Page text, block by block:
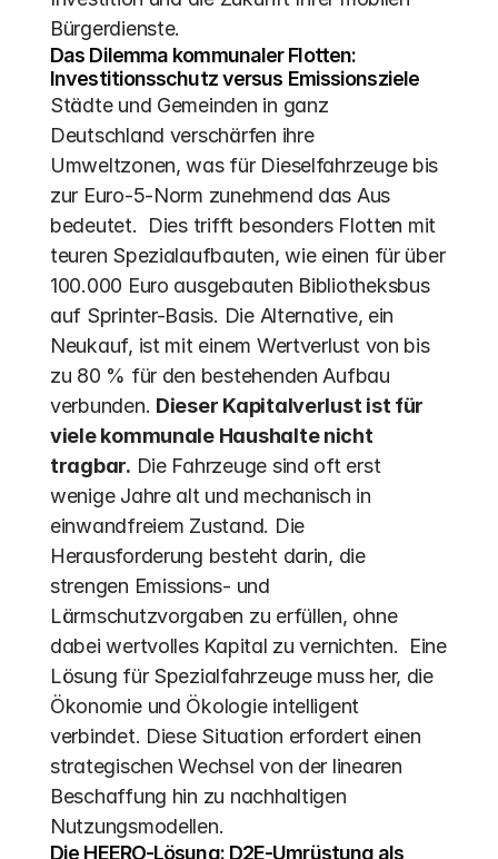
Bürgerdienste.
Das Dilemma kommunaler Flotten:
Investitionsschutz versus Emissionsziele
Städte und Gemeinden in ganz
Deutschland verschärfen ihre
Umweltzonen, was für Dieselfahrzeuge bis
zur Euro-5-Norm zunehmend das Aus
bedeutet.  Dies trifft besonders Flotten mit
teuren Spezialaufbauten, wie einen für über
100.000 Euro ausgebauten Bibliotheksbus
auf Sprinter-Basis. Die Alternative, ein
Neukauf, ist mit einem Wertverlust von bis
zu 80 % für den bestehenden Aufbau
verbunden. Dieser Kapitalverlust ist für
viele kommunale Haushalte nicht
tragbar. Die Fahrzeuge sind oft erst
wenige Jahre alt und mechanisch in
einwandfreiem Zustand. Die
Herausforderung besteht darin, die
strengen Emissions- und
Lärmschutzvorgaben zu erfüllen, ohne
dabei wertvolles Kapital zu vernichten.  Eine
Lösung für Spezialfahrzeuge muss her, die
Ökonomie und Ökologie intelligent
verbindet. Diese Situation erfordert einen
strategischen Wechsel von der linearen
Beschaffung hin zu nachhaltigen
Nutzungsmodellen.
Die HEERO-Lösung: D2E-Umrüstung als